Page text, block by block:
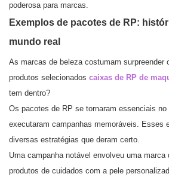
poderosa para marcas.
Exemplos de pacotes de RP:
mundo real
As marcas de beleza costumam surpreender
produtos selecionados caixas de RP de
tem dentro?
Os pacotes de RP se tornaram essenciais
executaram campanhas memoráveis. Esses
diversas estratégias que deram certo.
Uma campanha notável envolveu uma marca
produtos de cuidados com a pele